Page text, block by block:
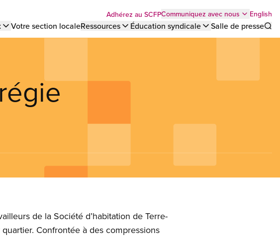
Top
menu
Adhérez au SCFPCommuniquez avec nous English
Votre section localeRessources Éducation syndicale
Salle de presse
de la Société d’habitation de Terre-
Confrontée à des compressions